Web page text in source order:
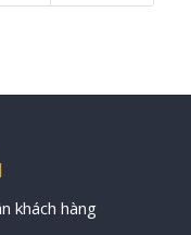
khách hàng